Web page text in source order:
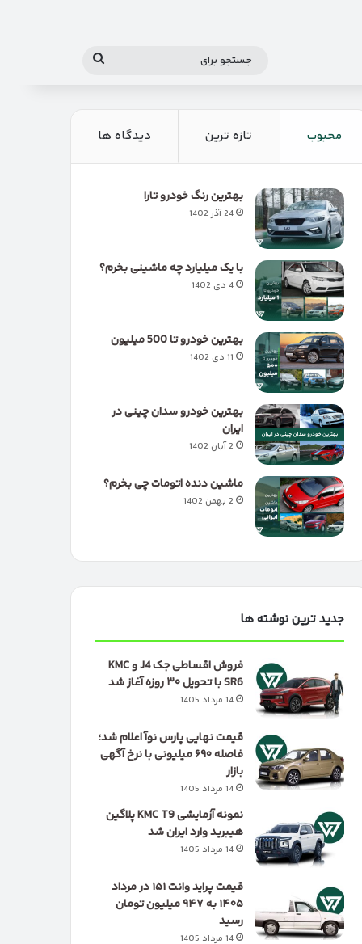
جستجو
محبوب تازه ترین دیدگاه ها
بهترین رنگ خودرو تارا
24 آذر 1402
با یک میلیارد چه ماشینی بخرم؟
4 دی 1402
بهترین خودرو تا 500 میلیون
11 دی 1402
بهترین خودرو سدان چینی در
ایران
2 آبان 1402
ماشین دنده اتومات چی بخرم؟
2 بهمن 1402
جدید ترین نوشته ها
فروش اقساطی جک J4 و KMC
SR6 با تحویل ۳۰ روزه آغاز شد
14 مرداد 1405
قیمت نهایی پارس نوآ اعلام شد؛
فاصله ۶۹۰ میلیونی با نرخ آگهی
بازار
14 مرداد 1405
نمونه آزمایشی KMC T9 پلاگین
هیبرید وارد ایران شد
14 مرداد 1405
قیمت پراید وانت ۱۵۱ در مرداد
۱۴۰۵ به ۹۴۷ میلیون تومان
رسید
14 مرداد 1405